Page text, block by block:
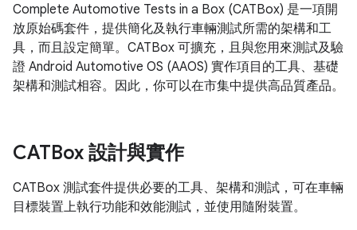
Complete Automotive Tests in a Box (CATBox) 是一項開
放原始碼套件，提供簡化及執行車輛測試所需的架構和工
具，而且設定簡單。CATBox 可擴充，且與您用來測試及驗
證 Android Automotive OS (AAOS) 實作項目的工具、基礎
架構和測試相容。因此，你可以在市集中提供高品質產品。
CATBox 設計與實作
CATBox 測試套件提供必要的工具、架構和測試，可在車輛
目標裝置上執行功能和效能測試，並使用隨附裝置。